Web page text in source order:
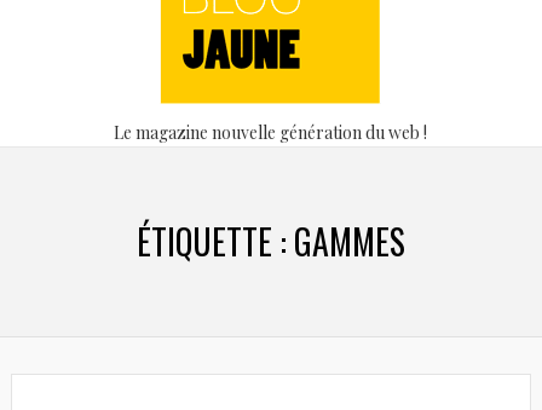
Le magazine nouvelle génération du web !
ÉTIQUETTE :GAMMES